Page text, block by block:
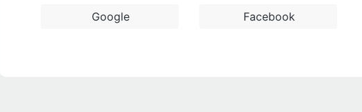
Google Facebook